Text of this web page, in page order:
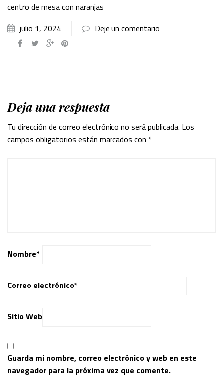
centro de mesa con naranjas
julio 1, 2024
Deje un comentario
Deja una respuesta
Tu dirección de correo electrónico no será publicada. Los
campos obligatorios están marcados con *
Nombre*
Correo electrónico*
Sitio Web
Guarda mi nombre, correo electrónico y web en este
navegador para la próxima vez que comente.